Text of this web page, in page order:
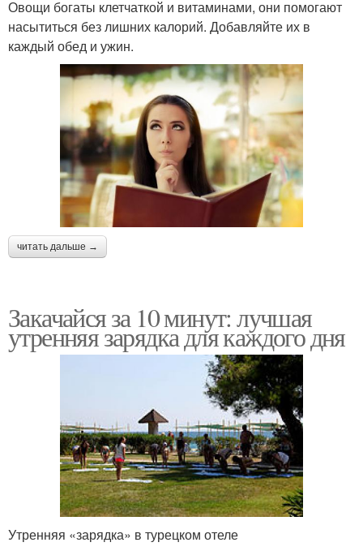
Овощи богаты клетчаткой и витаминами, они помогают
насытиться без лишних калорий. Добавляйте их в
каждый обед и ужин.
читать дальше →
Закачайся за 10 минут: лучшая
утренняя зарядка для каждого дня
Утренняя «зарядка» в турецком отеле